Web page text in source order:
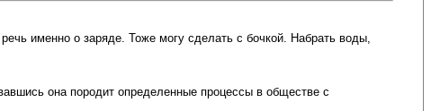
именно о заряде. Тоже могу сделать с бочкой. Набрать воды,
она породит определенные процессы в обществе с